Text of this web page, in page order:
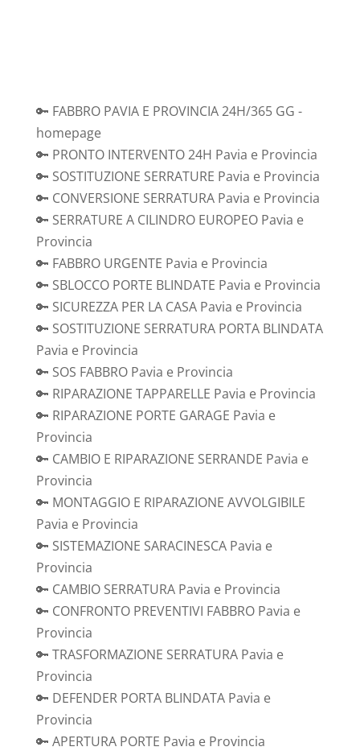
🔑 FABBRO PAVIA E PROVINCIA 24H/365 GG -
homepage
🔑 PRONTO INTERVENTO 24H Pavia e Provincia
🔑 SOSTITUZIONE SERRATURE Pavia e Provincia
🔑 CONVERSIONE SERRATURA Pavia e Provincia
🔑 SERRATURE A CILINDRO EUROPEO Pavia e
Provincia
🔑 FABBRO URGENTE Pavia e Provincia
🔑 SBLOCCO PORTE BLINDATE Pavia e Provincia
🔑 SICUREZZA PER LA CASA Pavia e Provincia
🔑 SOSTITUZIONE SERRATURA PORTA BLINDATA
Pavia e Provincia
🔑 SOS FABBRO Pavia e Provincia
🔑 RIPARAZIONE TAPPARELLE Pavia e Provincia
🔑 RIPARAZIONE PORTE GARAGE Pavia e
Provincia
🔑 CAMBIO E RIPARAZIONE SERRANDE Pavia e
Provincia
🔑 MONTAGGIO E RIPARAZIONE AVVOLGIBILE
Pavia e Provincia
🔑 SISTEMAZIONE SARACINESCA Pavia e
Provincia
🔑 CAMBIO SERRATURA Pavia e Provincia
🔑 CONFRONTO PREVENTIVI FABBRO Pavia e
Provincia
🔑 TRASFORMAZIONE SERRATURA Pavia e
Provincia
🔑 DEFENDER PORTA BLINDATA Pavia e
Provincia
🔑 APERTURA PORTE Pavia e Provincia